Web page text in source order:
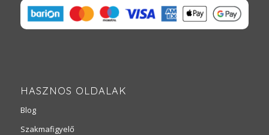
HASZNOS OLDALAK
Blog
Szakmafigyelő